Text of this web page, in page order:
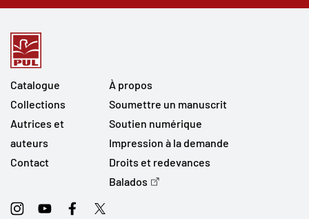
Catalogue
Collections
Autrices et
auteurs
Contact
À propos
Soumettre un manuscrit
Soutien numérique
Impression à la demande
Droits et redevances
Balados